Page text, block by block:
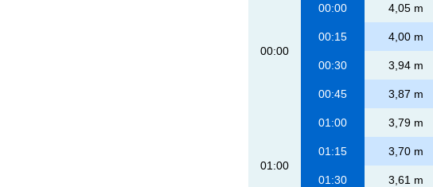
00:00
00:00 4,05 m
00:15 4,00 m
00:30 3,94 m
00:45 3,87 m
01:00
01:00 3,79 m
01:15 3,70 m
01:30 3,61 m